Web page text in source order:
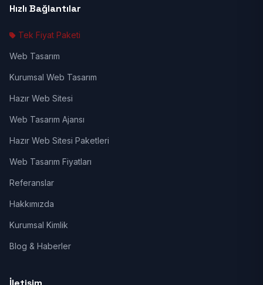
Hızlı Bağlantılar
Tek Fiyat Paketi
Web Tasarım
Kurumsal Web Tasarım
Hazır Web Sitesi
Web Tasarım Ajansı
Hazır Web Sitesi Paketleri
Web Tasarım Fiyatları
Referanslar
Hakkımızda
Kurumsal Kimlik
Blog & Haberler